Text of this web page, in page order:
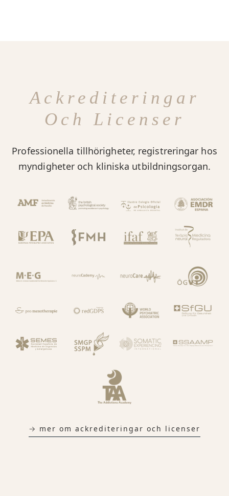
Ackrediteringar
Och Licenser
Professionella tillhörigheter, registreringar hos
myndigheter och kliniska utbildningsorgan.
→ mer om ackrediteringar och licenser